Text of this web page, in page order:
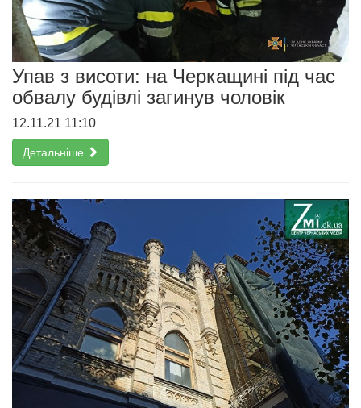
Упав з висоти: на Черкащині під час
обвалу будівлі загинув чоловік
12.11.21 11:10
Детальніше